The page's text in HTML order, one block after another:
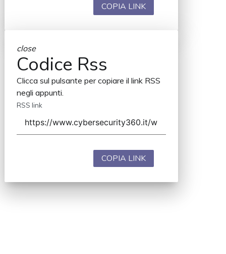
COPIA LINK
close
Codice Rss
Clicca sul pulsante per copiare il link RSS
negli appunti.
RSS link
COPIA LINK